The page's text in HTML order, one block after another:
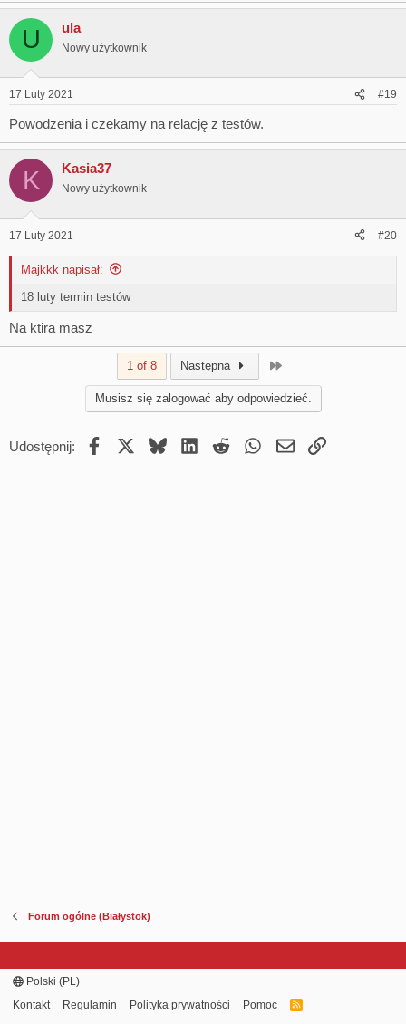
U ula
Nowy użytkownik
17 Luty 2021 #19
Powodzenia i czekamy na relację z testów.
K Kasia37
Nowy użytkownik
17 Luty 2021 #20
Majkkk napisał:
18 luty termin testów
Na ktira masz
1 of 8 Następna
Musisz się zalogować aby odpowiedzieć.
Udostępnij: Facebook BlueskyLinkedIn
Reddit WhatsApp
EmailUmieść Link
Forum ogólne (Białystok)
Polski (PL)
Kontakt
Regulamin Polityka prywatności Pomoc
R